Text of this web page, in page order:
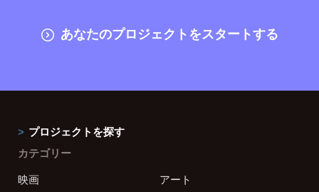
あなたのプロジェクトをスタートする
プロジェクトを探す
カテゴリー
映画
アート